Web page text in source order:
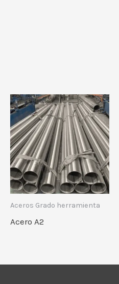
Aceros Grado herramienta
Acero A2